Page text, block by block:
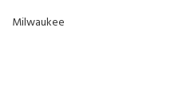
Milwaukee